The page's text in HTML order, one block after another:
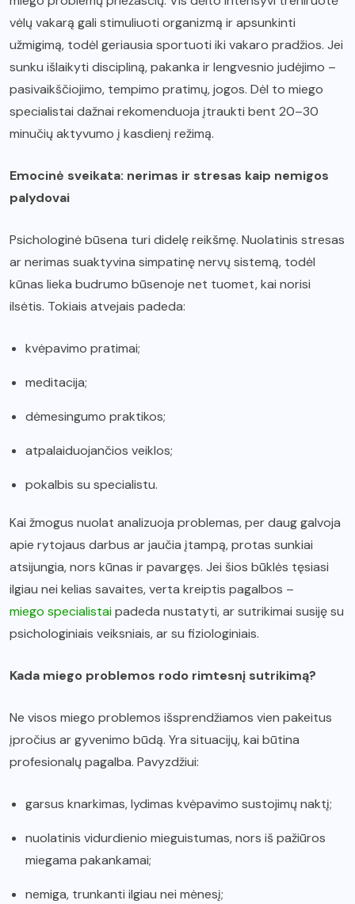
vėlų vakarą gali stimuliuoti organizmą ir apsunkinti
užmigimą, todėl geriausia sportuoti iki vakaro pradžios. Jei
sunku išlaikyti discipliną, pakanka ir lengvesnio judėjimo –
pasivaikščiojimo, tempimo pratimų, jogos. Dėl to miego
specialistai dažnai rekomenduoja įtraukti bent 20–30
minučių aktyvumo į kasdienį režimą.
Emocinė sveikata: nerimas ir stresas kaip nemigos
palydovai
Psichologinė būsena turi didelę reikšmę. Nuolatinis stresas
ar nerimas suaktyvina simpatinę nervų sistemą, todėl
kūnas lieka budrumo būsenoje net tuomet, kai norisi
ilsėtis. Tokiais atvejais padeda:
kvėpavimo pratimai;
meditacija;
dėmesingumo praktikos;
atpalaiduojančios veiklos;
pokalbis su specialistu.
Kai žmogus nuolat analizuoja problemas, per daug galvoja
apie rytojaus darbus ar jaučia įtampą, protas sunkiai
atsijungia, nors kūnas ir pavargęs. Jei šios būklės tęsiasi
ilgiau nei kelias savaites, verta kreiptis pagalbos –
miego specialistaipadeda nustatyti, ar sutrikimai susiję su
psichologiniais veiksniais, ar su fiziologiniais.
Kada miego problemos rodo rimtesnį sutrikimą?
Ne visos miego problemos išsprendžiamos vien pakeitus
įpročius ar gyvenimo būdą. Yra situacijų, kai būtina
profesionalų pagalba. Pavyzdžiui:
garsus knarkimas, lydimas kvėpavimo sustojimų naktį;
nuolatinis vidurdienio mieguistumas, nors iš pažiūros
miegama pakankamai;
nemiga, trunkanti ilgiau nei mėnesį;